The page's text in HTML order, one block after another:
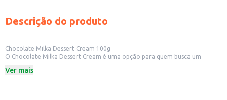
Descrição do produto
Chocolate Milka Dessert Cream 100g
O Chocolate Milka Dessert Cream é uma opção para quem busca um
chocolate com recheio, este produto é perfeito para consumo próprio ou
Ver mais